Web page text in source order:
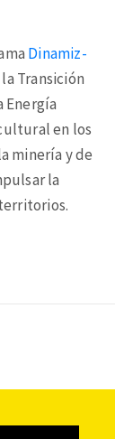
Dinamiz-
Transición
Energía
en los
minería y de
la